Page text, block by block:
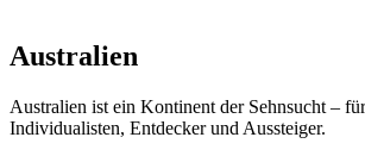
Australien
Australien ist ein Kontinent der Sehnsucht –
Individualisten, Entdecker und Aussteiger.